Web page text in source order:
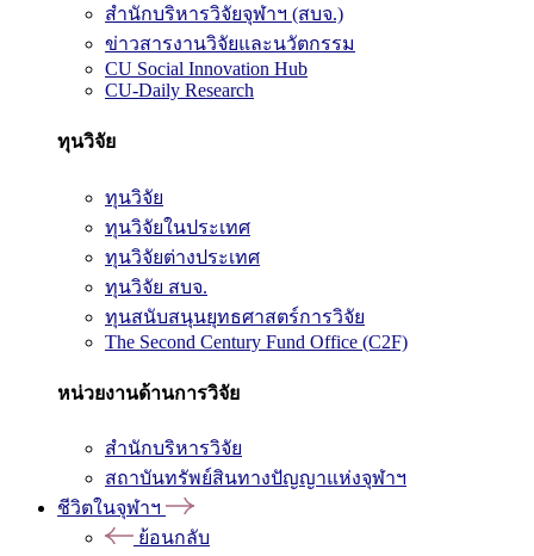
สำนักบริหารวิจัยจุฬาฯ (สบจ.)
ข่าวสารงานวิจัยและนวัตกรรม
CU Social Innovation Hub
CU-Daily Research
ทุนวิจัย
ทุนวิจัย
ทุนวิจัยในประเทศ
ทุนวิจัยต่างประเทศ
ทุนวิจัย สบจ.
ทุนสนับสนุนยุทธศาสตร์การวิจัย
The Second Century Fund Office (C2F)
หน่วยงานด้านการวิจัย
สำนักบริหารวิจัย
สถาบันทรัพย์สินทางปัญญาแห่งจุฬาฯ
ชีวิตในจุฬาฯ
ย้อนกลับ